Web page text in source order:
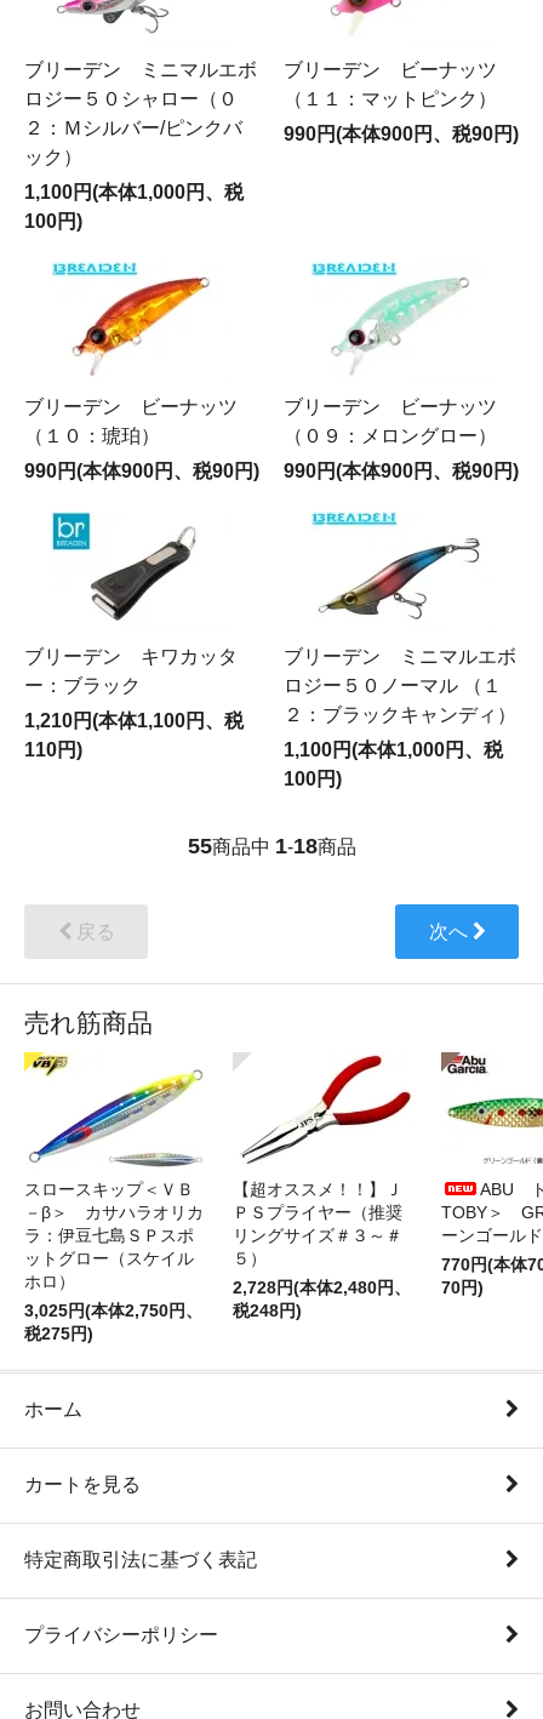
ブリーデン ミニマルエボ
ロジー５０シャロー（０
２：Ｍシルバー/ピンクバ
ック）
1,100円(本体1,000円、税
100円)
ブリーデン ビーナッツ
（１１：マットピンク）
990円(本体900円、税90円)
ブリーデン ビーナッツ
（１０：琥珀）
990円(本体900円、税90円)
ブリーデン ビーナッツ
（０９：メロングロー）
990円(本体900円、税90円)
ブリーデン キワカッタ
ー：ブラック
1,210円(本体1,100円、税
110円)
ブリーデン ミニマルエボ
ロジー５０ノーマル （１
２：ブラックキャンディ）
1,100円(本体1,000円、税
100円)
55商品中 1-18商品
戻る 次へ
売れ筋商品
スロースキップ＜ＶＢ
－β＞ カサハラオリカ
ラ：伊豆七島ＳＰスポ
ットグロー（スケイル
ホロ）
3,025円(本体2,750円、
税275円)
【超オススメ！！】Ｊ
ＰＳプライヤー（推奨
リングサイズ＃３～＃
５）
2,728円(本体2,480円、
税248円)
ABU
TOBY＞
ーンゴールド
770円(本体
70円)
ホーム
カートを見る
特定商取引法に基づく表記
プライバシーポリシー
お問い合わせ